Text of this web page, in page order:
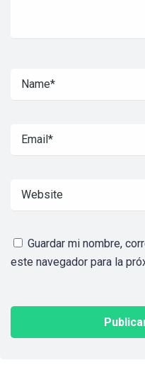
Guardar mi nombre,
este navegador para la